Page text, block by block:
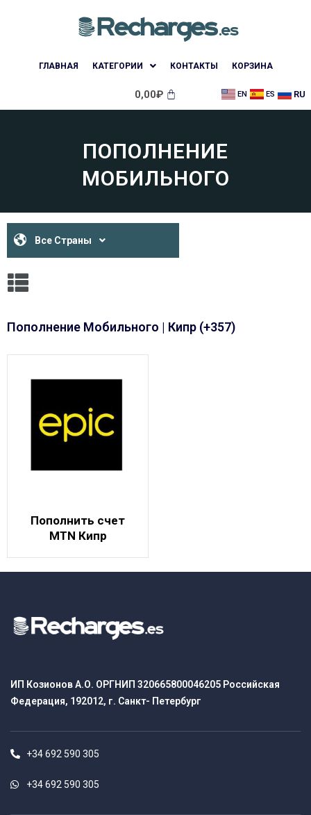
ГЛАВНАЯ КАТЕГОРИИ КОНТАКТЫ КОРЗИНА
0,00₽ EN ES RU
ПОПОЛНЕНИЕ
МОБИЛЬНОГО
Все Страны
Пополнение Мобильного | Кипр (+357)
Пополнить счет
MTN Кипр
ИП Козионов А.О. ОРГНИП 320665800046205 Российская
Федерация, 192012, г. Санкт- Петербург
+34 692 590 305
+34 692 590 305